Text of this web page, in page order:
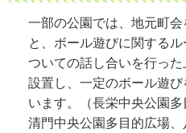
一部の公園では、地元町
と、ボール遊びに関する
ついての話し合いを行っ
設置し、一定のボール遊
います。（長栄中央公園多
清門中央公園多目的広場